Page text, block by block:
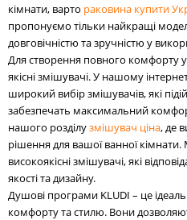
кімнати, варто раковина купити
пропонуємо тільки найкращі
довговічністю та зручністю у
Для створення повного комфорту
якісні змішувачі. У нашому
широкий вибір змішувачів, які
забезпечать максимальний
нашого розділузмішувач ціна, де
рішення для вашої ванної
високоякісні змішувачі, які
якості та дизайну.
Душові програми KLUDI – це
комфорту та стилю. Вони